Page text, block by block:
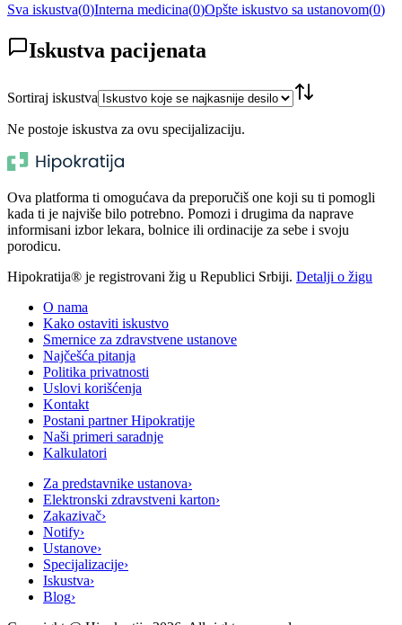
Sva iskustva(0)Interna medicina(0)Opšte iskustvo sa ustanovom(0)
Iskustva pacijenata
Sortiraj iskustva
Ne postoje iskustva za ovu specijalizaciju.
Ova platforma ti omogućava da preporučiš one koji su ti pomogli
kada ti je najviše bilo potrebno. Pomozi i drugima da naprave
informisani izbor lekara, bolnice ili ordinacije za sebe i svoju
porodicu.
Hipokratija® je registrovani žig u Republici Srbiji. Detalji o žigu
O nama
Kako ostaviti iskustvo
Smernice za zdravstvene ustanove
Najčešća pitanja
Politika privatnosti
Uslovi korišćenja
Kontakt
Postani partner Hipokratije
Naši primeri saradnje
Kalkulatori
Za predstavnike ustanova›
Elektronski zdravstveni karton›
Zakazivač›
Notify›
Ustanove›
Specijalizacije›
Iskustva›
Blog›